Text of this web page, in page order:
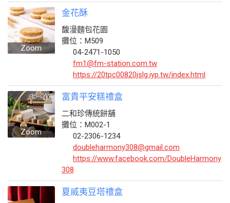
Zoom
金花酥
馥漫麵包花園
攤位：M509
04-2471-1050
fm1@fm-station.com.tw
https://20tpc00820jslg.iyp.tw/index.html
Zoom
富貴平安糕禮盒
二和珍傳統餅舖
攤位：M002-1
02-2306-1234
doubleharmony308@gmail.com
https://www.facebook.com/DoubleHarmony
308
夏威夷豆塔禮盒